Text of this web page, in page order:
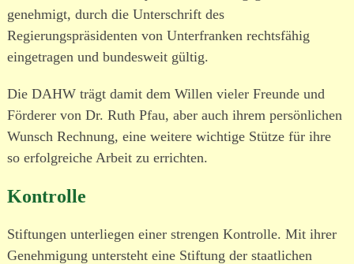
genehmigt, durch die Unterschrift des
Regierungspräsidenten von Unterfranken rechts­fähig
einge­tragen und bundesweit gültig.
Die DAHW trägt damit dem Willen vieler Freunde und
Förderer von Dr. Ruth Pfau, aber auch ihrem persön­lichen
Wunsch Rechnung, eine weitere wichtige Stütze für ihre
so erfolg­reiche Arbeit zu errichten.
Kontrolle
Stiftungen unter­liegen einer strengen Kontrolle. Mit ihrer
Genehmigung unter­steht eine Stiftung der staat­lichen